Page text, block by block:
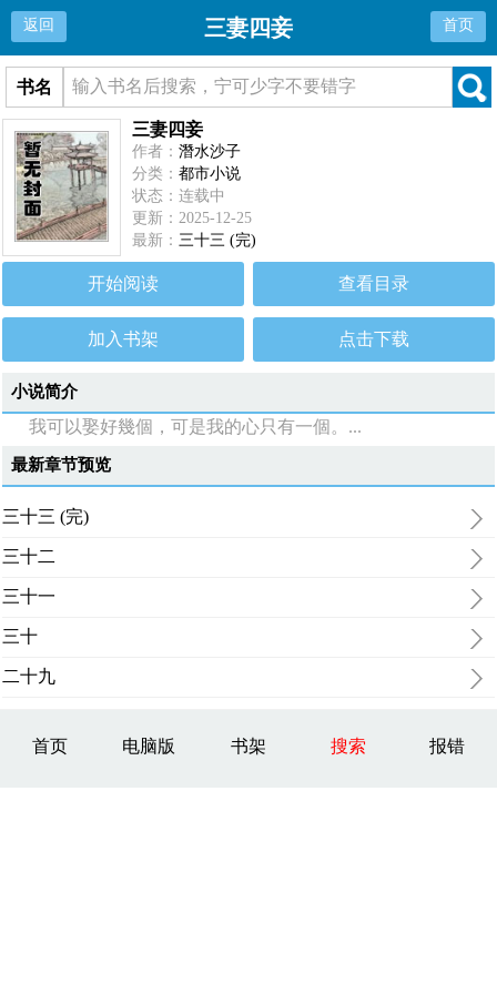
返回 三妻四妾 首页
书名
三妻四妾
作者：潛水沙子
分类：都市小说
状态：连载中
更新：2025-12-25
最新：三十三 (完)
开始阅读 查看目录
加入书架 点击下载
小说简介
我可以娶好幾個，可是我的心只有一個。...
最新章节预览
三十三 (完)
三十二
三十一
三十
二十九
首页 电脑版 书架 搜索 报错